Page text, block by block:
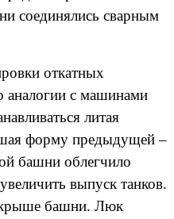
соединялись сварным
откатных
с машинами
литая
форму предыдущей –
башни облегчило
выпуск танков.
башни. Люк